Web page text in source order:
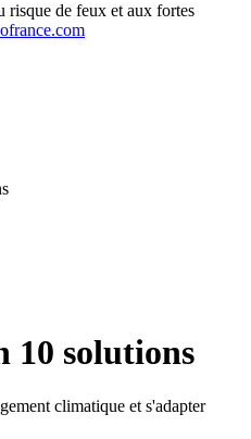
risque de feux et aux fortes
10 solutions
climatique et s'adapter